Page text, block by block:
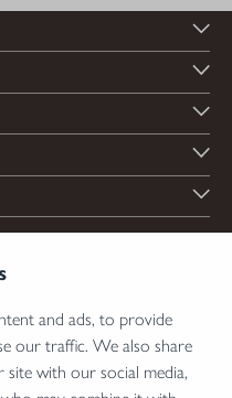
and ads, to provide
our traffic. We also share
with our social media,